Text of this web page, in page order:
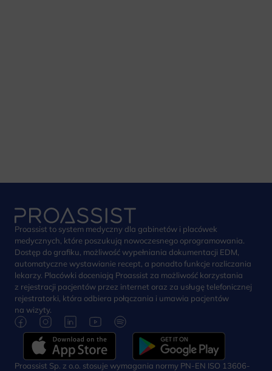
Proassist to system medyczny dla gabinetów i placówek
medycznych, które poszukują nowoczesnego oprogramowania.
Dostęp do grafiku, możliwość wypełniania dokumentacji EDM,
automatyczne wystawianie recept, a ponadto funkcje rozliczania
lekarzy. Placówki doceniają Proassist za możliwość korzystania
z rejestracji pacjentów przez internet oraz za usługę telefonicznej
rejestratorki, która odbiera połączania i umawia pacjentów
na wizyty.
Proassist Sp. z o.o. stosuje wymagania normy PN-EN ISO 13606-